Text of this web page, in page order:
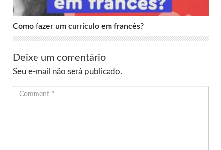
Como fazer um currículo em francês?
Deixe um comentário
Seu e-mail não será publicado.